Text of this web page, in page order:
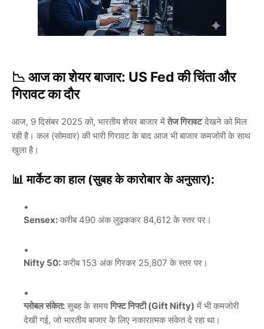
📉 आज का शेयर बाजार: US Fed की चिंता और
गिरावट का दौर
आज, 9 दिसंबर 2025 को, भारतीय शेयर बाजार में तेज गिरावटदेखने को मिल
रही है। कल (सोमवार) की भारी गिरावट के बाद आज भी बाजार कमजोरी के साथ
खुला है।
📊मार्केट का हाल (सुबह के कारोबार के अनुसार):
Sensex: करीब 490 अंक लुढ़ककर 84,612 के स्तर पर।
Nifty 50: करीब 153 अंक गिरकर 25,807 के स्तर पर।
ग्लोबल संकेत: सुबह के समयगिफ्ट निफ्टी (Gift Nifty) में भी कमजोरी
देखी गई, जो भारतीय बाजार के लिए नकारात्मक संकेत दे रहा था।